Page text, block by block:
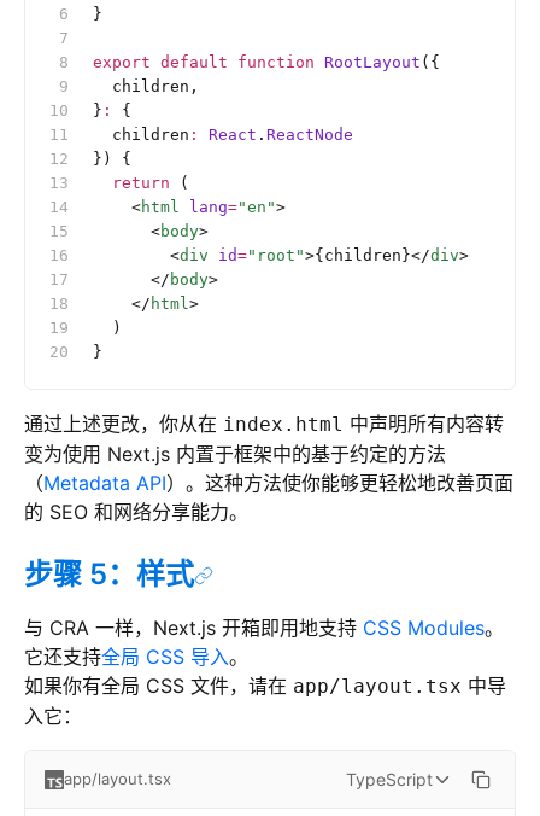
}
export default function RootLayout ({
  children,
} :
{
  children
: React . ReactNode
}) {
  return
(
    <
html lang="en">
      <
body>
        <
div id="root">{children}</div>
      </
body>
    </
html>
  )
}
通过上述更改，你从在 index.html 中声明所有内容转
变为使用 Next.js 内置于框架中的基于约定的方法
（Metadata API）。这种方法使你能够更轻松地改善页面
的 SEO 和网络分享能力。
步骤 5：样式
与 CRA 一样，Next.js 开箱即用地支持 CSS Modules。
它还支持全局 CSS 导入。
如果你有全局 CSS 文件，请在 app/layout.tsx 中导
入它：
app/layout.tsx TypeScript